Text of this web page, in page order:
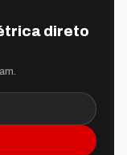
direto